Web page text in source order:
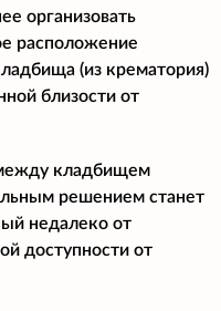
организовать
расположение
(из крематория)
близости от
кладбищем
решением станет
недалеко от
доступности от